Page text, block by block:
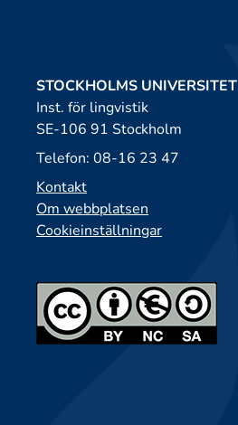
STOCKHOLMS UNIVERSITET
Inst. för lingvistik
SE-106 91 Stockholm
Telefon: 08-16 23 47
Kontakt
Om webbplatsen
Cookieinställningar